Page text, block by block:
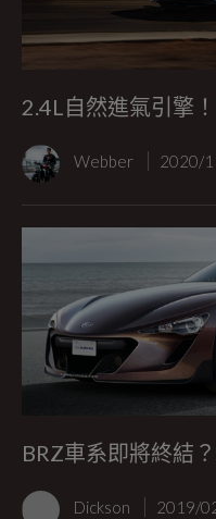
2.4L自然進氣引擎
Webber 2020/
BRZ車系即將終結
Dickson 2019/